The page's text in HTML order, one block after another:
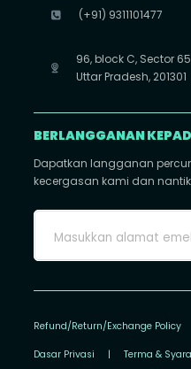
(+91) 9311101477
96, block C, Sector
Uttar Pradesh, 201301
BERLANGGANAN
Dapatkan langganan
kecergasan kami dan
Refund/Return/Exchange Policy
Dasar Privasi | Terma &